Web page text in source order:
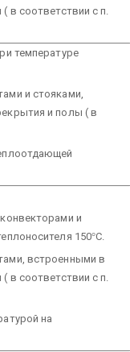
в соответствии с п.
температуре
и стояками,
и полы ( в
и
150°С.
встроенными в
в соответствии с п.
на